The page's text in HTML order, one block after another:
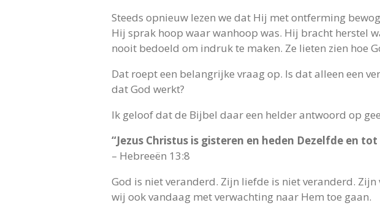
Steeds opnieuw lezen we dat Hij met ontferming
Hij sprak hoop waar wanhoop was. Hij bracht herstel
nooit bedoeld om indruk te maken. Ze lieten zien hoe
Dat roept een belangrijke vraag op. Is dat alleen een
dat God werkt?
Ik geloof dat de Bijbel daar een helder antwoord op
“Jezus Christus is gisteren en heden Dezelfde en
– Hebreeën 13:8
God is niet veranderd. Zijn liefde is niet veranderd.
wij ook vandaag met verwachting naar Hem toe gaan.